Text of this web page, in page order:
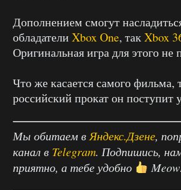
Дополнением смогут
обладатели Xbox One, такXbox
Оригинальная игра для этого не
Что же касается самого фильма,
российский прокат он поступит
Мы обитаем в Яндекс.Дзене,
канал в Telegram. Подпишись,
приятно, а тебе удобно